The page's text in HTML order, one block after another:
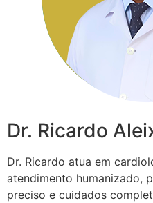
Dr. Ricardo
Dr. Ricardo atua em
atendimento humanizado,
preciso e cuidados